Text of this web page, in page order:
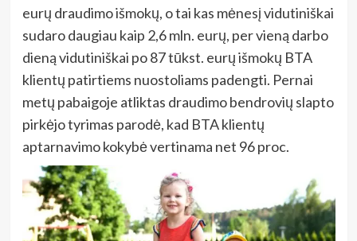
eurų draudimo išmokų, o tai kas mėnesį vidutiniškai
sudaro daugiau kaip 2,6 mln. eurų, per vieną darbo
dieną vidutiniškai po 87 tūkst. eurų išmokų BTA
klientų patirtiems nuostoliams padengti. Pernai
metų pabaigoje atliktas draudimo bendrovių slapto
pirkėjo tyrimas parodė, kad BTA klientų
aptarnavimo kokybė vertinama net 96 proc.